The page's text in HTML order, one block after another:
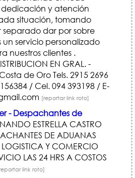
y atención
situación, tomando
dar por sobre
un servicio personalizado
nuestros clientes .
EN GRAL. -
de Oro Tels. 2915 2696
/ Cel. 094 393198 / E-
[reportar link roto]
- Despachantes de
ESTRELLA CASTRO
DE ADUANAS
LOGISTICA Y COMERCIO
LAS 24 HRS A COSTOS
link roto]